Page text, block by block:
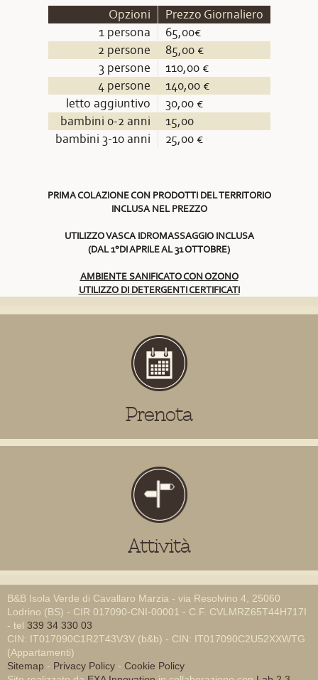
Opzioni
Prezzo Giornaliero
1 persona
65,00€
2 persone
85,00 €
3 persone
110,00 €
4 persone
140,00 €
letto aggiuntivo
30,00 €
bambini 0-2 anni
15,00
bambini 3-10 anni
25,00 €
PRIMA COLAZIONE CON PRODOTTI DEL TERRITORIO
INCLUSA NEL PREZZO
UTILIZZO VASCA IDROMASSAGGIO INCLUSA
(DAL 1°DI APRILE AL 31 OTTOBRE)
AMBIENTE SANIFICATO CON OZONO
UTILIZZO DI DETERGENTI CERTIFICATI
Prenota
Attività
B&B Isola Verde di Cavallaro Marzia - via Resolvino 4, 25060
Lodrino (BS) - CIR 017090-CNI-00001 - C.F. CVLMRZ65T44H717I
- tel 339 34 330 03
CIN: IT017090C1R2T43V3V (b&b) - CIN: IT017090C2U52XXWTG
(Appartamenti)
Sitemap - Privacy Policy - Cookie Policy